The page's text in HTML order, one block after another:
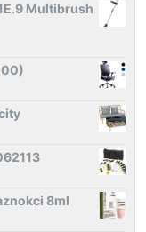
Multibrush
8ml